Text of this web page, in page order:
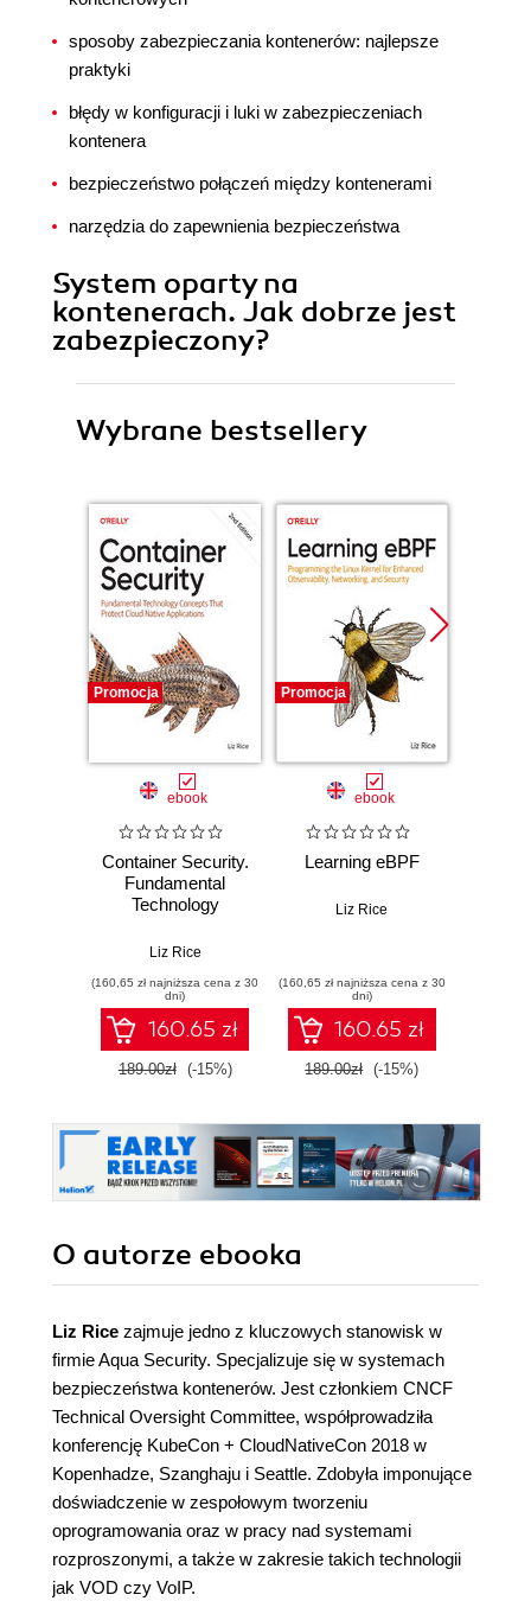
sposoby zabezpieczania kontenerów: najlepsze
praktyki
błędy w konfiguracji i luki w zabezpieczeniach
kontenera
bezpieczeństwo połączeń między kontenerami
narzędzia do zapewnienia bezpieczeństwa
System oparty na
kontenerach. Jak dobrze jest
zabezpieczony?
Wybrane bestsellery
Promocja
ebook
Container Security.
Fundamental
Technology
Protect Cloud
Applications. 2nd
Edition
Liz Rice
(160,65 zł najniższa cena z 30
dni)
160.65 zł
189.00zł (-15%)
Promocja
ebook
Learning eBPF
Liz Rice
(160,65 zł najniższa cena z 30
dni)
160.65 zł
189.00zł (-15%)
O autorze ebooka
Liz Rice zajmuje jedno z kluczowych stanowisk w
firmie Aqua Security. Specjalizuje się w systemach
bezpieczeństwa kontenerów. Jest członkiem CNCF
Technical Oversight Committee, współprowadziła
konferencję KubeCon + CloudNativeCon 2018 w
Kopenhadze, Szanghaju i Seattle. Zdobyła imponujące
doświadczenie w zespołowym tworzeniu
oprogramowania oraz w pracy nad systemami
rozproszonymi, a także w zakresie takich technologii
jak VOD czy VoIP.